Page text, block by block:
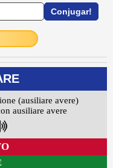
(ausiliare avere)
ausiliare avere